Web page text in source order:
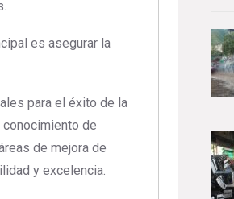
es asegurar la
para el éxito de la
de
de mejora de
y excelencia.